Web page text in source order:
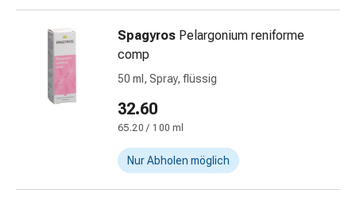
Magen-
Darm
Durchfall
Magenbrennen
Übelkeit
Erbrechen
Verdauung,
Spagyros Pelargonium reniforme
comp
50 ml, Spray, flüssig
32.60
65.20 / 100 ml
Nur Abholen möglich